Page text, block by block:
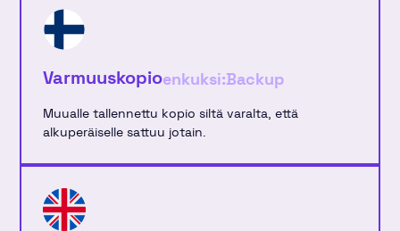
Varmuuskopioenkuksi:Backup
Muualle tallennettu kopio siltä varalta, että
alkuperäiselle sattuu jotain.